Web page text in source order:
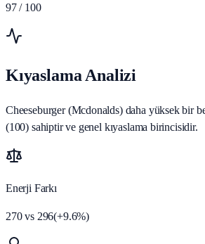
97 / 100
Kıyaslama Analizi
Cheeseburger (Mcdonalds) daha yüksek bir
(100) sahiptir ve genel kıyaslama birincisidir.
Enerji Farkı
270vs 296(+9.6%)